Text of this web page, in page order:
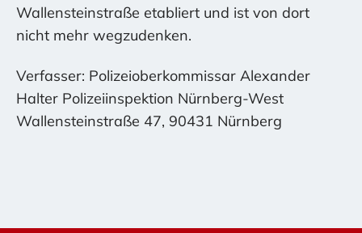
Wallensteinstraße etabliert und ist von dort
nicht mehr wegzudenken.
Verfasser: Polizeioberkommissar Alexander
Halter Polizeiinspektion Nürnberg-West
Wallensteinstraße 47, 90431 Nürnberg